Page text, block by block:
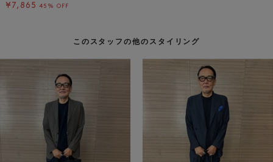
¥7,865 45% OFF
このスタッフの他のスタイリング